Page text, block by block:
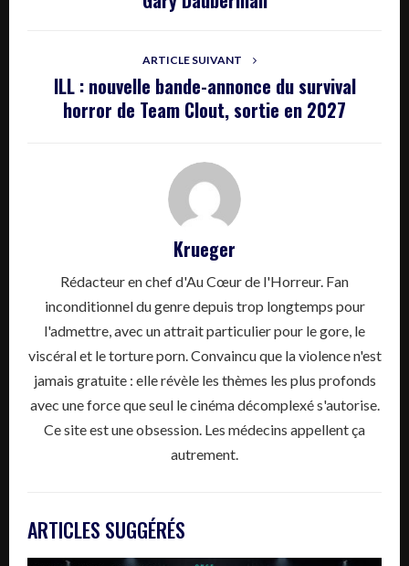
ARTICLE SUIVANT
ILL : nouvelle bande-annonce du survival
horror de Team Clout, sortie en 2027
Krueger
Rédacteur en chef d'Au Cœur de l'Horreur. Fan
inconditionnel du genre depuis trop longtemps pour
l'admettre, avec un attrait particulier pour le gore, le
viscéral et le torture porn. Convaincu que la violence n'est
jamais gratuite : elle révèle les thèmes les plus profonds
avec une force que seul le cinéma décomplexé s'autorise.
Ce site est une obsession. Les médecins appellent ça
autrement.
ARTICLES SUGGÉRÉS